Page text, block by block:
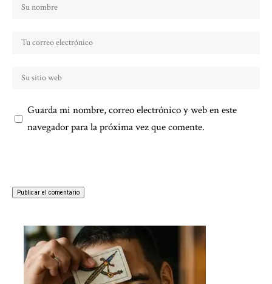
Guarda mi nombre, correo electrónico y web en este
navegador para la próxima vez que comente.